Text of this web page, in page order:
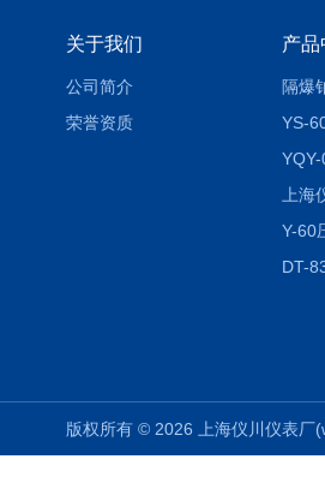
关于我们
公司简介
荣誉资质
产品
Y-60
版权所有 © 2026 上海仪川仪表